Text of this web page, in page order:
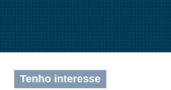
Tenho interesse